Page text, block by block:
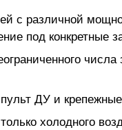
с различной
под конкретные
ДУ и
холодного